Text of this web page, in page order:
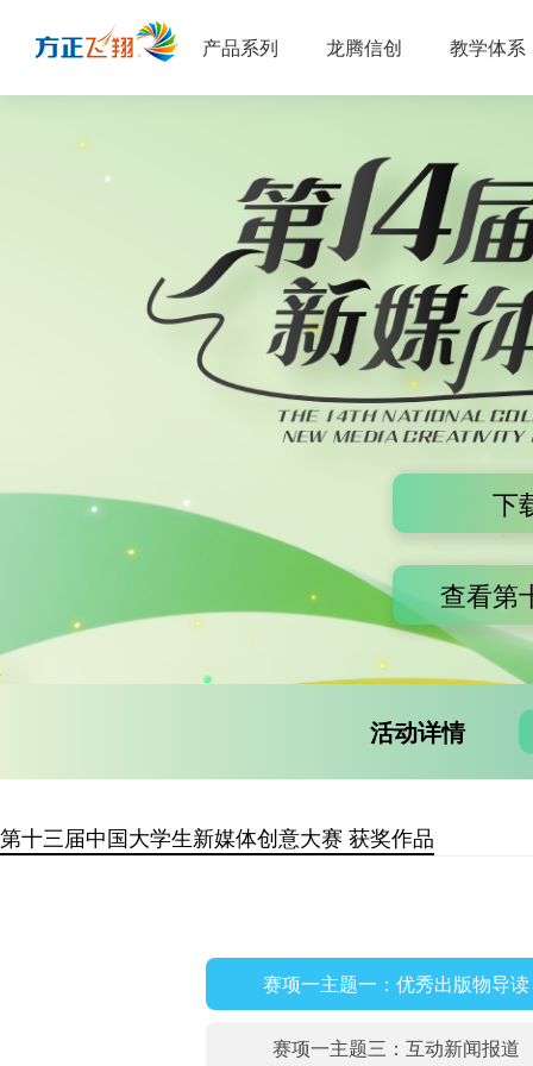
产品系列 龙腾信创 教学体系
下
查看第
活动详情
第十三届中国大学生新媒体创意大赛 获奖作品
赛项一主题一：优秀出版物导读
赛项一主题三：互动新闻报道